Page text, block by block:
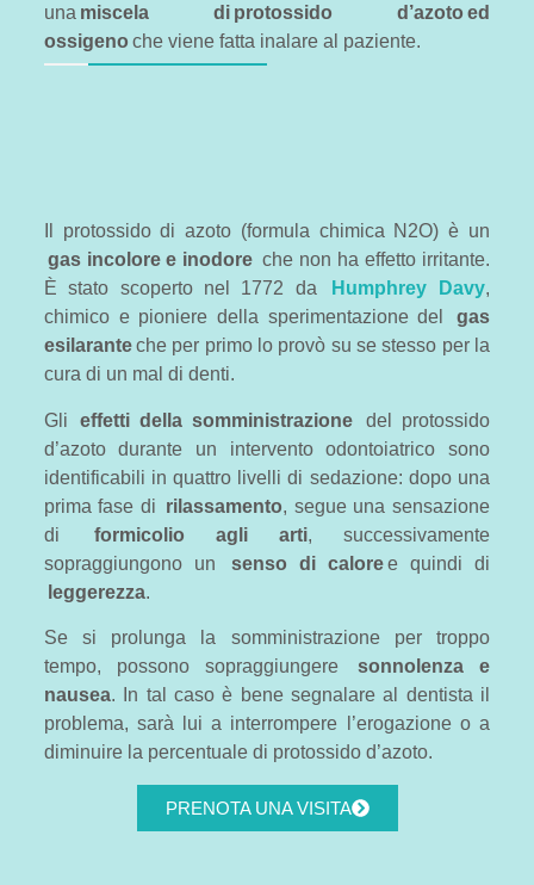
una miscela di protossido d’azoto ed
ossigeno che viene fatta inalare al paziente.
Il protossido di azoto (formula chimica N2O) è un
gas incolore e inodoreche non ha effetto irritante.
È stato scoperto nel 1772 da
Humphrey Davy,
chimico e pioniere della sperimentazione del gas
esilaranteche per primo lo provò su se stesso per la
cura di un mal di denti.
Gli effetti della somministrazionedel protossido
d’azoto durante un intervento odontoiatrico sono
identificabili in quattro livelli di sedazione: dopo una
prima fase di rilassamento, segue una sensazione
di formicolio agli arti, successivamente
sopraggiungono un senso di caloree quindi di
leggerezza.
Se si prolunga la somministrazione per troppo
tempo, possono sopraggiungere sonnolenza e
nausea. In tal caso è bene segnalare al dentista il
problema, sarà lui a interrompere l’erogazione o a
diminuire la percentuale di protossido d’azoto.
PRENOTA UNA VISITA